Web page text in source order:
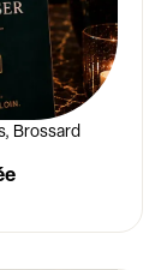
Brossard